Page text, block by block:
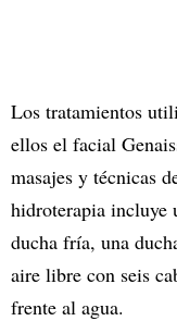
Los tratamientos
ellos el facial
masajes y técnicas
hidroterapia incluye
ducha fría, una
aire libre con seis
frente al agua.